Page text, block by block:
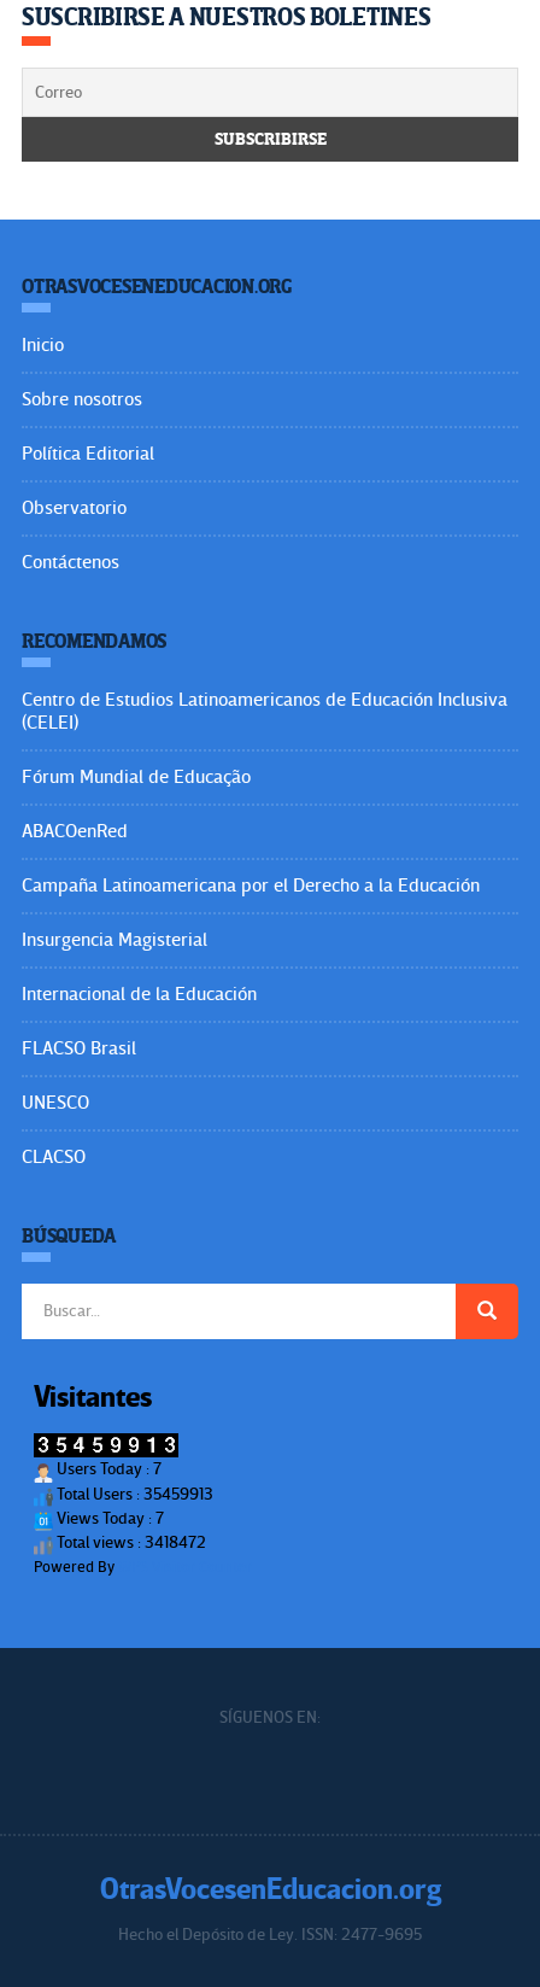
SUSCRIBIRSE A NUESTROS BOLETINES
OTRASVOCESENEDUCACION.ORG
Inicio
Sobre nosotros
Política Editorial
Observatorio
Contáctenos
RECOMENDAMOS
Centro de Estudios Latinoamericanos de Educación Inclusiva
(CELEI)
Fórum Mundial de Educação
ABACOenRed
Campaña Latinoamericana por el Derecho a la Educación
Insurgencia Magisterial
Internacional de la Educación
FLACSO Brasil
UNESCO
CLACSO
BÚSQUEDA
Visitantes
Users Today : 7
Total Users : 35459913
Views Today : 7
Total views : 3418472
Powered By
SÍGUENOS EN:
OtrasVocesenEducacion.org
Hecho el Depósito de Ley. ISSN: 2477-9695